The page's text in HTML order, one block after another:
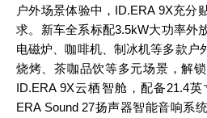
户外场景体验中，ID.ERA 9X充分
求。新车全系标配3.5kW大功率外
电磁炉、咖啡机、制冰机等多款户
烧烤、茶咖品饮等多元场景，解
ID.ERA 9X云栖智舱，配备21.4
ERA Sound 27扬声器智能音响系